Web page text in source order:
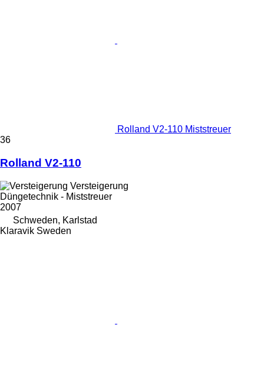
Rolland V2-110 Miststreuer
36
Rolland V2-110
Versteigerung
Düngetechnik - Miststreuer
2007
Schweden, Karlstad
Klaravik Sweden